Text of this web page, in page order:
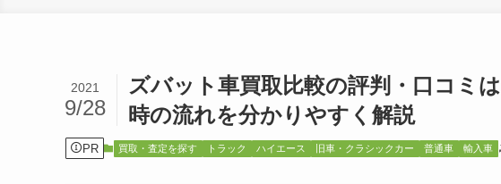
ズバット車買取比較の評判・口コミ
時の流れを分かりやすく解説
2021
9/28
PR 買取・査定を探す トラック ハイエース 旧車・クラシックカー 普通車 輸入車